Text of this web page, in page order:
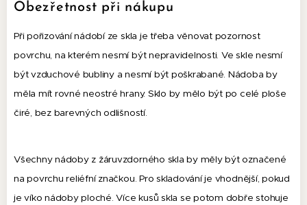
Obezřetnost při nákupu
Při pořizování nádobí ze skla je třeba věnovat pozornost
povrchu, na kterém nesmí být nepravidelnosti. Ve skle nesmí
být vzduchové bubliny a nesmí být poškrabané. Nádoba by
měla mít rovné neostré hrany. Sklo by mělo být po celé ploše
čiré, bez barevných odlišností.
Všechny nádoby z žáruvzdorného skla by měly být označené
na povrchu reliéfní značkou. Pro skladování je vhodnější, pokud
je víko nádoby ploché. Více kusů skla se potom dobře stohuje